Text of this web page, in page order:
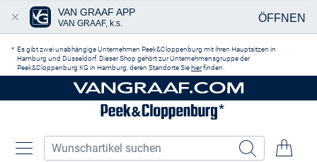
Es gibt zwei unabhängige Unternehmen Peek&Cloppenburg mit ihren Hauptsitzen in
Hamburg und Düsseldorf. Dieser Shop gehört zur Unternehmensgruppe der
Peek&Cloppenburg KG in Hamburg, deren Standorte Sie hierfinden.
VAN GRAAF APP
VAN GRAAF, k.s. ÖFFNEN